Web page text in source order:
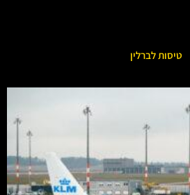
טיסות לברלין